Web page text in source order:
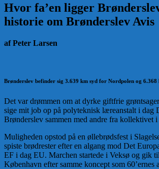
Hvor fa’en ligger
historie om Brønderslev Avis
af Peter Larsen
Brønderslev befinder sig 3.639 km syd for Nordpolen og
Det var drømmen om at dyrke giftfrie
sige mit job op på polyteknisk læreanstalt i dag
Brønderslev sammen med andre fra kollektivet i
Muligheden opstod på en øllebrødsfest i
spiste brødrester efter en algang mod Det
EF i dag EU. Marchen startede i Veksø og gik
København efter samme koncept som 60’ernes